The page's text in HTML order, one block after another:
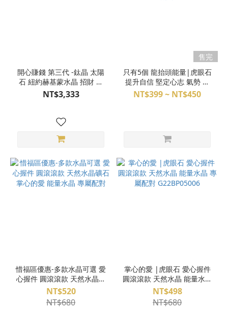
開心賺錢 第三代 -鈦晶 太陽
石 紐約赫基蒙水晶 招財 魔
法陣手環 水晶手鍊
NT$3,333
售完
只有5個 龍抬頭能量|虎眼石
提升自信 堅定心志 氣勢 黃
虎眼 金黃虎眼 虎眼石柱 水
晶柱 專屬配對
NT$399 ~ NT$450
惜福區優惠-多款水晶可選 愛
心握件 圓滾滾款 天然水晶礦
石 掌心的愛 能量水晶 專屬
配對
NT$520
NT$680
掌心的愛 |虎眼石 愛心握件
圓滾滾款 天然水晶 能量水晶
專屬配對 G22BP05006
NT$498
NT$680